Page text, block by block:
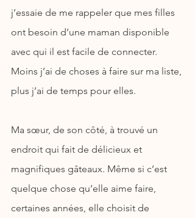
j’essaie de me rappeler que mes filles
ont besoin d’une maman disponible
avec qui il est facile de connecter.
Moins j’ai de choses à faire sur ma liste,
plus j’ai de temps pour elles.
Ma sœur, de son côté, à trouvé un
endroit qui fait de délicieux et
magnifiques gâteaux. Même si c’est
quelque chose qu’elle aime faire,
certaines années, elle choisit de